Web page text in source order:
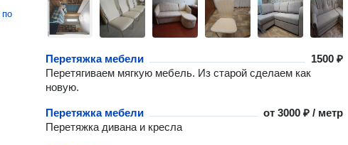
по
Перетяжка мебели
1500 ₽
Перетягиваем мягкую мебель. Из старой сделаем как
новую.
Перетяжка мебели от3000 ₽ / метр
Перетяжка дивана и кресла